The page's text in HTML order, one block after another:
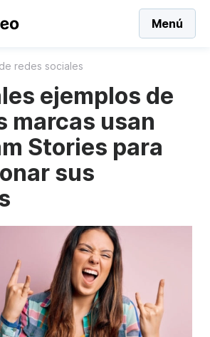
Menú
redes sociales
ejemplos de
marcas usan
Stories para
sus